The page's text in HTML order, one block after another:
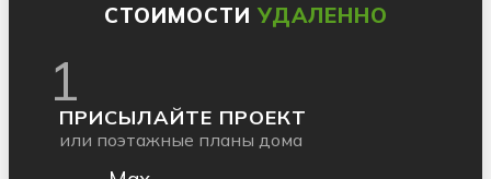
СТОИМОСТИ УДАЛЕННО
1
ПРИСЫЛАЙТЕ ПРОЕКТ
или поэтажные планы дома